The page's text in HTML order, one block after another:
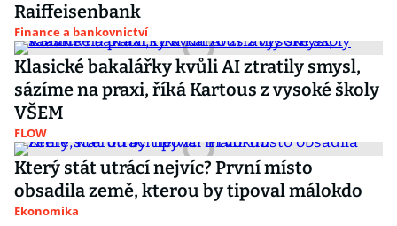
Raiffeisenbank
Finance a bankovnictví
Klasické bakalářky kvůli AI ztratily smysl,
sázíme na praxi, říká Kartous z vysoké školy
VŠEM
FLOW
Který stát utrácí nejvíc? První místo
obsadila země, kterou by tipoval málokdo
Ekonomika